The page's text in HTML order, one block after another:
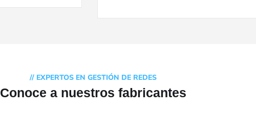
// EXPERTOS EN GESTIÓN DE REDES
Conoce a nuestros fabricantes